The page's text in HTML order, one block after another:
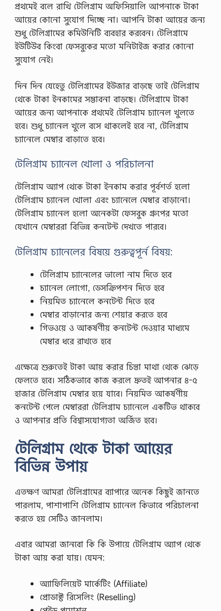
প্রথমেই বলে রাখি টেলিগ্রাম অফিসিয়ালি আপনাকে টাকা
আয়ের কোনো সুযোগ দিচ্ছে না। আপনি টাকা আয়ের জন্য
শুধু টেলিগ্রামের কমিউনিটি ব্যবহার করবেন। টেলিগ্রামে
ইউটিউব কিংবা ফেসবুকের মতো মনিটাইজ করার কোনো
সুযোগ নেই।
দিন দিন যেহেতু টেলিগ্রামের ইউজার বাড়ছে তাই টেলিগ্রাম
থেকে টাকা ইনকামের সম্ভাবনা বাড়ছে। টেলিগ্রামে টাকা
আয়ের জন্য আপনাকে প্রথমেই টেলিগ্রাম চ্যানেল খুলতে
হবে। শুধু চ্যানেল খুলে বসে থাকলেই হবে না, টেলিগ্রাম
চ্যানেলে মেম্বার বাড়াতে হবে।
টেলিগ্রাম চ্যানেল খোলা ও পরিচালনা
টেলিগ্রাম অ্যাপ থেকে টাকা ইনকাম করার পূর্বশর্ত হলো
টেলিগ্রাম চ্যানেল খোলা এবং চ্যানেলে মেম্বার বাড়ানো।
টেলিগ্রাম চ্যানেল হলো অনেকটা ফেসবুক গ্রুপের মতো
যেখানে মেম্বাররা বিভিন্ন কনটেন্ট দেখতে পারবে।
টেলিগ্রাম চ্যানেলের বিষয়ে গুরুত্বপূর্ন বিষয়:
টেলিগ্রাম চ্যানেলের ভালো নাম দিতে হবে
চ্যানেল লোগো, ডেসক্রিপশন দিতে হবে
নিয়মিত চ্যানেলে কনটেন্ট দিতে হবে
মেম্বার বাড়ানোর জন্য শেয়ার করতে হবে
গিভওয়ে ও আকর্ষণীয় কনটেন্ট দেওয়ার মাধ্যমে
মেম্বার ধরে রাখতে হবে
এক্ষেত্রে শুরুতেই টাকা আয় করার চিন্তা মাথা থেকে ঝেড়ে
ফেলতে হবে। সঠিকভাবে কাজ করলে দ্রুতই আপনার ৪-৫
হাজার টেলিগ্রাম মেম্বার হয়ে যাবে। নিয়মিত আকর্ষণীয়
কনটেন্ট পেলে মেম্বাররা টেলিগ্রাম চ্যানেলে একটিভ থাকবে
ও আপনার প্রতি বিশ্বাসযোগ্যতা অর্জিত হবে।
টেলিগ্রাম থেকে টাকা আয়ের
বিভিন্ন উপায়
এতক্ষণ আমরা টেলিগ্রামের ব্যাপারে অনেক কিছুই জানতে
পারলাম, পাশাপাশি টেলিগ্রাম চ্যানেল কিভাবে পরিচালনা
করতে হয় সেটিও জানলাম।
এবার আমরা জানবো কি কি উপায়ে টেলিগ্রাম অ্যাপ থেকে
টাকা আয় করা যায়। যেমন:
অ্যাফিলিয়েট মার্কেটিং (Affiliate)
প্রোডাক্ট রিসেলিং (Reselling)